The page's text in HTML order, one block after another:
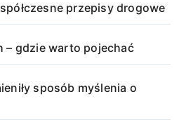
przepisy drogowe
– gdzie warto pojechać
sposób myślenia o